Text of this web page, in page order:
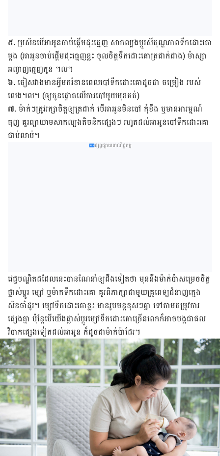
៥.ប្រ​សិន​បើ​អា​អូន​ចាប់ផ្ដើម​ដុះ​ធ្មេញ សាក​ល្បង​ប្ដូរ​សីតុណ្ហភាព​ទឹក​ដោះ​គោ​
ម្ដង (អា​អូន​ចាប់​ផ្ដើម​ដុះ​ធ្មេញ​ខ្លះ ចូល​ចិត្ត​ទឹក​ដោះ​គោ​ត្រជាក់​ជាង) ម៉ាស្សា​
អញ្ចាញ​ធ្មេញ​កូន ។ល។
៦.ចៀស​វាង​មាន​អ្វី​មក​រំខាន​ពេល​បៅ​ទឹក​ដោះ​គោ​ដូច​ជា ចម្រៀង របស់​
លេង។ល។ (ឲ្យ​កូន​ផ្ដោត​លើ​ការ​បៅ​មួយ​មុខ​គត់)
៧.ម៉ាក់​ៗ​ត្រូវ​រក្សា​ចិត្ត​ឲ្យ​ត្រជាក់ បើ​អា​អូន​មិន​បៅ កុំ​ខឹង ឬ​មាន​អារម្មណ៍​
ធុញ គួរ​ព្យាយាម​សាក​ល្បង​តិចនិក​ផ្សេង​ៗ រហូត​ដល់​អា​អូន​បៅ​ទឹក​ដោះ​គោ​
ជាប់​លាប់។
ផ្សព្វផ្សាយពាណិជ្ជកម្ម
វេជ្ជបណ្ឌិត​ដដែល​នេះ​បាន​ណែនាំ​ឲ្យ​ដឹង​ទៀត​ថា មុន​នឹង​ម៉ាក់​ប៉ា​សម្រេច​ចិត្ត​
ផ្លាស់​ប្ដូរ ម្សៅ ឬ​ម៉ាក​ទឹក​ដោះ​គោ គួរ​ពិភាក្សា​ជាមួយ​គ្រូពេទ្យ​ជំនាញ​ក្មេង​
សិន​ចាំ​ដូរ។ ម្សៅ​ទឹក​ដោះ​គោ​ខ្លះ មាន​រូប​មន្ត​ខុស​ៗ​គ្នា ទៅ​តាម​តម្រូវ​ការ​
ផ្សេង​គ្នា ប៉ុន្តែ​បើ​យើង​ផ្លាស់​ប្ដូរ​ម្សៅ​ទឹក​ដោះ​គោ​ច្រើន​ពេក​ក៏​អាច​បង្ក​ជា​ផល​
វិបាក​ផ្សេង​ទៀត​ដល់​អា​អូន ក៏​ដូច​ជា​ម៉ាក់​ប៉ា​ដែរ។​